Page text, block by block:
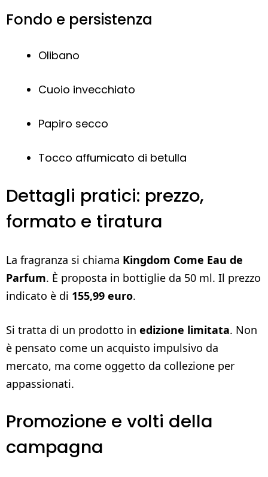
Fondo e persistenza
Olibano
Cuoio invecchiato
Papiro secco
Tocco affumicato di betulla
Dettagli pratici: prezzo,
formato e tiratura
La fragranza si chiama Kingdom Come Eau de
Parfum. È proposta in bottiglie da 50 ml. Il prezzo
indicato è di 155,99 euro.
Si tratta di un prodotto in edizione limitata. Non
è pensato come un acquisto impulsivo da
mercato, ma come oggetto da collezione per
appassionati.
Promozione e volti della
campagna